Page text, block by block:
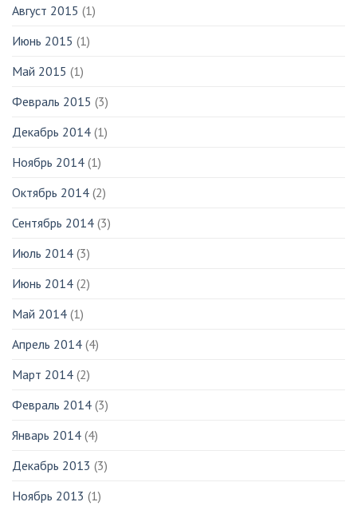
Август 2015 (1)
Июнь 2015 (1)
Май 2015 (1)
Февраль 2015 (3)
Декабрь 2014 (1)
Ноябрь 2014 (1)
Октябрь 2014 (2)
Сентябрь 2014 (3)
Июль 2014 (3)
Июнь 2014 (2)
Май 2014 (1)
Апрель 2014 (4)
Март 2014 (2)
Февраль 2014 (3)
Январь 2014 (4)
Декабрь 2013 (3)
Ноябрь 2013 (1)